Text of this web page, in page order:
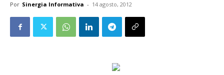
Por Sinergia Informativa - 14 agosto, 2012